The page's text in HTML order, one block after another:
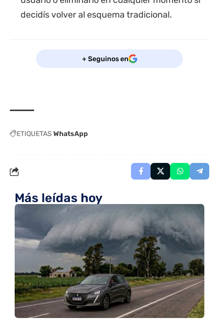
decidís volver al esquema tradicional.
+ Seguinos en
ETIQUETAS WhatsApp
Más leídas hoy